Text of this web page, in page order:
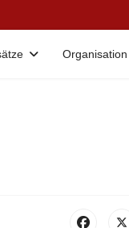
Organisation